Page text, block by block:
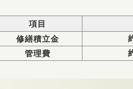
項目
修繕積立金
管理費